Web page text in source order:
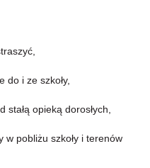
do i ze szkoły,
opieką dorosłych,
w pobliżu szkoły i terenów